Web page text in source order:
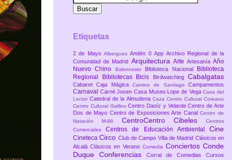
Etiquetas
2 de Mayo AlberguesAndén 0 AppArchivo Regional de la
Comunidad de Madrid Arquitectura Arte ArtesaníaAño
Nuevo Chino
Baloncesto Biblioteca Nacional
Biblioteca
Regional
Bibliotecas Bicis Birdwatching Cabalgatas
CabaretCaja MágicaCamino de SantiagoCampamentos
Carnaval Carné JovenCasa Museo Lope de VegaCasa del
LectorCatedral de la Almudena Caza Centro Cultural Coreano
Centro Cultural GalileoCentro Daoíz y VelardeCentro de Arte
Dos de Mayo Centro de Exposiciones Arte CanalCentro de
Natación M-86 CentroCentro Cibeles
Centros
ComercialesCentros de Educación AmbientalCine
CinetecaCirco Club de Campo Villa de Madrid Clásicos en
AlcaláClásicos en Verano Comedia ConciertosConde
Duque Conferencias Corral de Comedias Cursos